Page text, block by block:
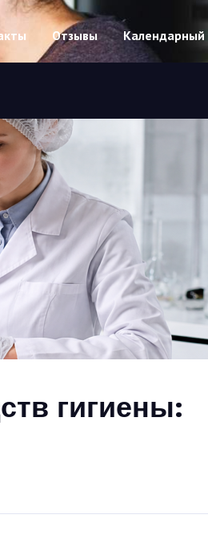
Отзывы Календарный
гигиены: